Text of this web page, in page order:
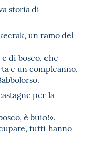
storia di
un ramo del
di bosco, che
e un compleanno,
per la
è buio!».
tutti hanno